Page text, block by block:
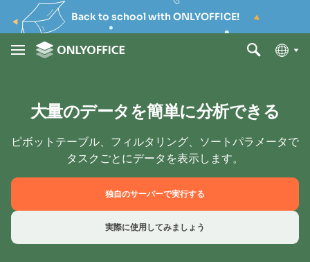
Back to school with ONLYOFFICE!
大量のデータを簡単に分析できる
ピボットテーブル、フィルタリング、ソートパラメータで
タスクごとにデータを表示します。
独自のサーバーで実行する
実際に使用してみましょう